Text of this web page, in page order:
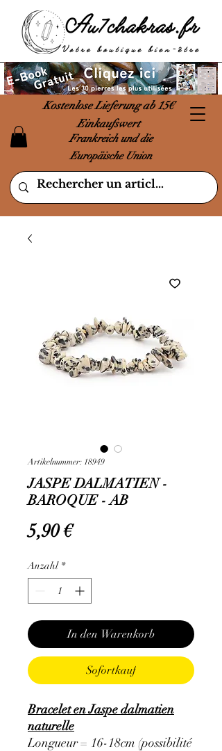
Kostenlose Lieferung ab 15€
Einkaufswert
Frankreich und die
Europäische Union
Artikelnummer: 18949
JASPE DALMATIEN -
BAROQUE - AB
5,90 €Preis
Anzahl *
In den Warenkorb
Sofortkauf
Bracelet en Jaspe dalmatien
naturelle
Longueur = 16-18cm (possibilité